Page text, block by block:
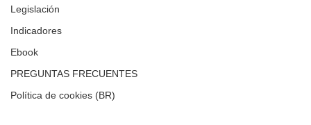
Legislación
Indicadores
Ebook
PREGUNTAS FRECUENTES
Política de cookies (BR)